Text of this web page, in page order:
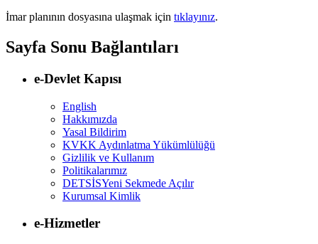
İmar planının dosyasına ulaşmak için tıklayınız.
Sayfa Sonu Bağlantıları
e-Devlet Kapısı
English
Hakkımızda
Yasal Bildirim
KVKK Aydınlatma Yükümlülüğü
Gizlilik ve Kullanım
Politikalarımız
DETSİSYeni Sekmede Açılır
Kurumsal Kimlik
e-Hizmetler